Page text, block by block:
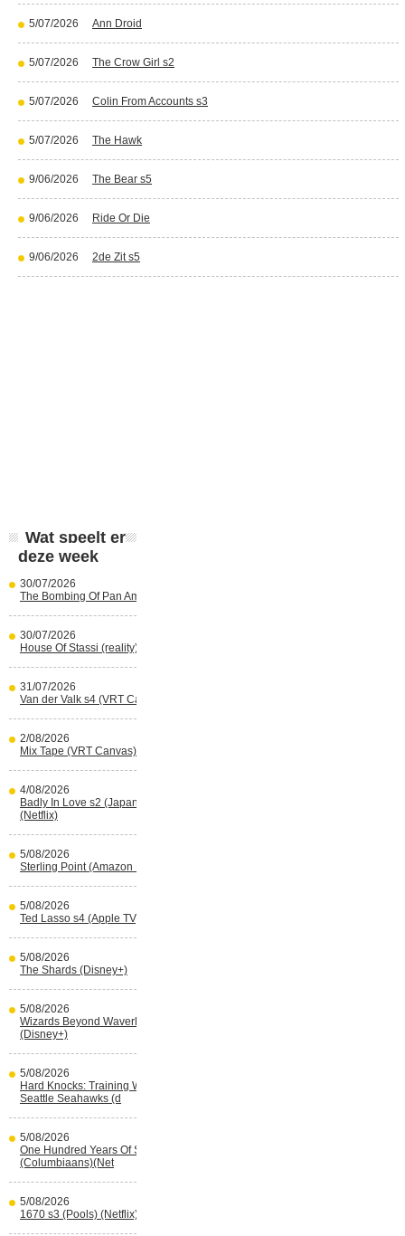
5/07/2026 Ann Droid
5/07/2026 The Crow Girl s2
5/07/2026 Colin From Accounts s3
5/07/2026 The Hawk
9/06/2026 The Bear s5
9/06/2026 Ride Or Die
9/06/2026 2de Zit s5
Wat speelt er
deze week
30/07/2026
The Bombing Of Pan Am 103 (Netflix)
30/07/2026
House Of Stassi (reality) (Disney+)
31/07/2026
Van der Valk s4 (VRT Canvas)
2/08/2026
Mix Tape (VRT Canvas)
4/08/2026
Badly In Love s2 (Japans) (reality)
(Netflix)
5/08/2026
Sterling Point (Amazon Prime Video)
5/08/2026
Ted Lasso s4 (Apple TV)
5/08/2026
The Shards (Disney+)
5/08/2026
Wizards Beyond Waverly Place s3
(Disney+)
5/08/2026
Hard Knocks: Training With The
Seattle Seahawks (d
5/08/2026
One Hundred Years Of Solitude s2
(Columbiaans)(Net
5/08/2026
1670 s3 (Pools) (Netflix)